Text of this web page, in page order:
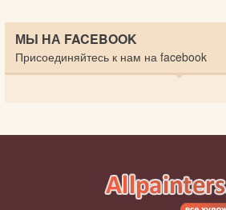
МЫ НА FACEBOOK
Присоединяйтесь к нам на facebook